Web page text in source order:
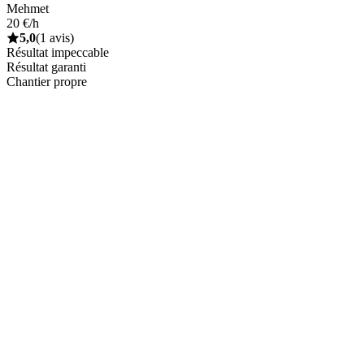
Mehmet
20 €/h
5,0(1 avis)
Résultat impeccable
Résultat garanti
Chantier propre